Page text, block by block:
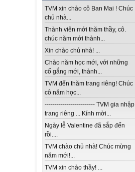
TVM xin chào cô Ban Mai ! Chúc
chủ nhà...
Thành viên mới thăm thầy, cô.
chúc năm mới thành...
Xin chào chủ nhà! ...
Chào năm học mới, với những
cố gắng mới, thành...
TVM đến thăm trang riêng! Chúc
cô năm học...
------------------------- TVM gia nhập
trang riêng ... Kính mời...
Ngày lễ Valentine đã sắp đến
rồi....
TVM chào chủ nhà! Chúc mừng
năm mới!...
TVM xin chào thầy! ...